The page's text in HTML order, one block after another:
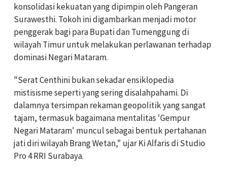
konsolidasi kekuatan yang dipimpin oleh Pangeran
Surawesthi. Tokoh ini digambarkan menjadi motor
penggerak bagi para Bupati dan Tumenggung di
wilayah Timur untuk melakukan perlawanan terhadap
dominasi Negari Mataram.
"Serat Centhini bukan sekadar ensiklopedia
mistisisme seperti yang sering disalahpahami. Di
dalamnya tersimpan rekaman geopolitik yang sangat
tajam, termasuk bagaimana mentalitas 'Gempur
Negari Mataram' muncul sebagai bentuk pertahanan
jati diri wilayah Brang Wetan," ujar Ki Alfaris di Studio
Pro 4 RRI Surabaya.